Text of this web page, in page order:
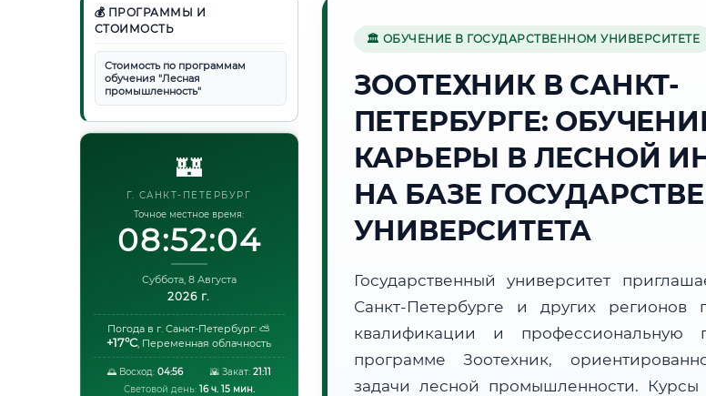
💰 ПРОГРАММЫ И
СТОИМОСТЬ
Стоимость по программам
обучения "Лесная
промышленность"
🏰
Г. САНКТ-ПЕТЕРБУРГ
Точное местное время:
08:52:05
Суббота, 8 Августа
2026 г.
Погода в г. Санкт-Петербург: ⛅
+17°C, Переменная облачность
🌅 Восход: 04:56 🌇 Закат: 21:11
Световой день: 16 ч. 15 мин.
🏛 ОБУЧЕНИЕ В ГОСУДАРСТВЕННОМ УНИВЕРСИТЕТЕ
ЗООТЕХНИК В САНКТ-
ПЕТЕРБУРГЕ:
КАРЬЕРЫ В ЛЕСНОЙ
НА БАЗЕ
УНИВЕРСИТЕТА
Государственный университет
Санкт-Петербурге и других регионов
квалификации и профессиональную
программе Зоотехник,
задачи лесной промышленности. Курсы